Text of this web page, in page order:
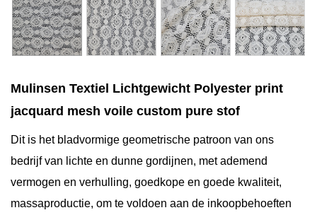
Mulinsen Textiel Lichtgewicht Polyester print
jacquard mesh voile custom pure stof
Dit is het bladvormige geometrische patroon van ons
bedrijf van lichte en dunne gordijnen, met ademend
vermogen en verhulling, goedkope en goede kwaliteit,
massaproductie, om te voldoen aan de inkoopbehoeften